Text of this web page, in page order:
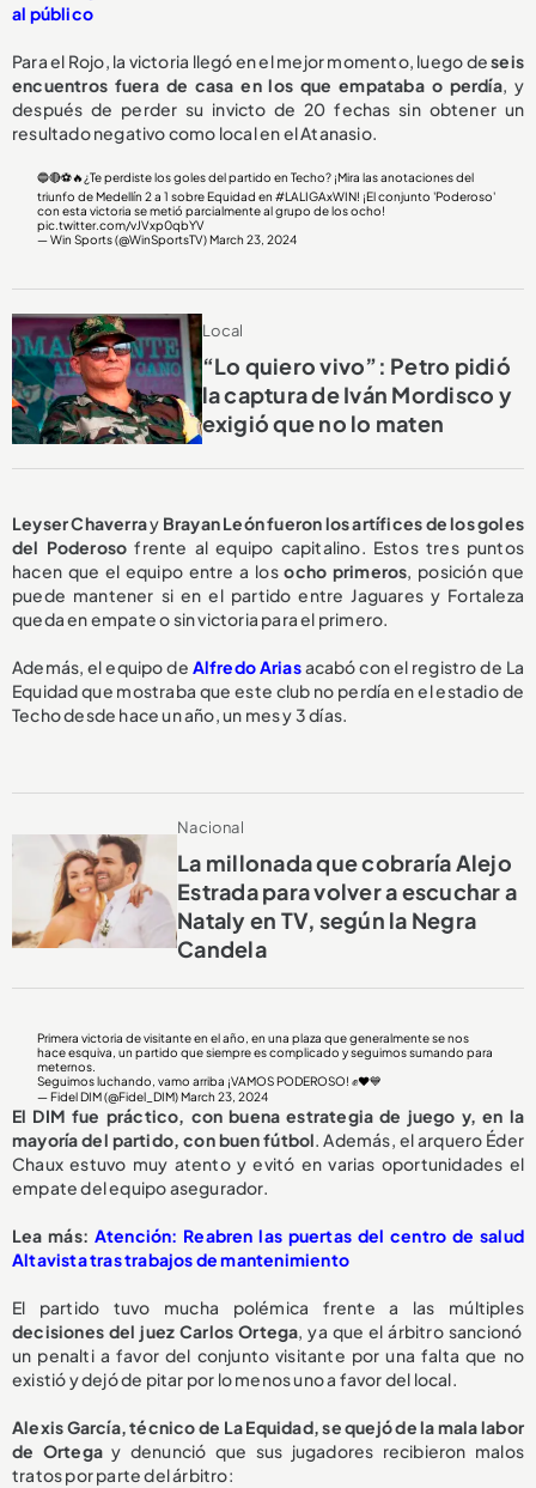
al público
Para el Rojo, la victoria llegó en el mejor momento, luego deseis
encuentros fuera de casa en los que empataba o perdía, y
después de perder su invicto de 20 fechas sin obtener un
resultado negativo como local en el Atanasio.
🔵🔴⚽🔥¿Te perdiste los goles del partido en Techo? ¡Mira las anotaciones del
triunfo de Medellín 2 a 1 sobre Equidad en#LALIGAxWIN! ¡El conjunto 'Poderoso'
con esta victoria se metió parcialmente al grupo de los ocho!
pic.twitter.com/vJVxp0qbYV
— Win Sports (@WinSportsTV)March 23, 2024
Local
“Lo quiero vivo”: Petro pidió
la captura de Iván Mordisco y
exigió que no lo maten
Leyser Chaverray Brayan Leónfueron los artífices de los goles
del Poderoso frente al equipo capitalino. Estos tres puntos
hacen que el equipo entre a losocho primeros, posición que
puede mantener si en el partido entre Jaguares y Fortaleza
queda en empate o sin victoria para el primero.
Además, el equipo de Alfredo Ariasacabó con el registro de La
Equidad que mostraba que este club no perdía en el estadio de
Techo desde hace un año, un mes y 3 días.
Nacional
La millonada que cobraría Alejo
Estrada para volver a escuchar a
Nataly en TV, según la Negra
Candela
Primera victoria de visitante en el año, en una plaza que generalmente se nos
hace esquiva, un partido que siempre es complicado y seguimos sumando para
meternos.
Seguimos luchando, vamo arriba ¡VAMOS PODEROSO! ✊❤️💙
— Fidel DIM (@Fidel_DIM) March 23, 2024
El DIM fue práctico, con buena estrategia de juego y, en la
mayoría del partido, con buen fútbol. Además, el arquero Éder
Chaux estuvo muy atento y evitó en varias oportunidades el
empate del equipo asegurador.
Lea más: Atención: Reabren las puertas del centro de salud
Altavista tras trabajos de mantenimiento
El partido tuvo mucha polémica frente a las múltiples
decisiones del juez Carlos Ortega, ya que el árbitro sancionó
un penalti a favor del conjunto visitante por una falta que no
existió y dejó de pitar por lo menos uno a favor del local.
Alexis García, técnico de La Equidad, se quejó de la mala labor
de Ortegay denunció que sus jugadores recibieron malos
tratos por parte del árbitro: